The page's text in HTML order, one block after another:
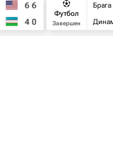
6 6
4 0
Футбол
Завершен
Брага